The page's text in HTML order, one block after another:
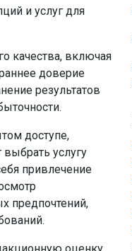
и услуг для
качества, включая
доверие
результатов
доступе,
услугу
привлечение
предпочтений,
оценку